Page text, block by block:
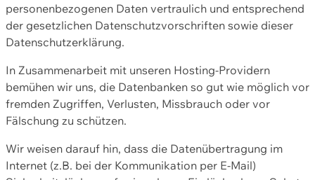
personenbezogenen Daten vertraulich und entsprechend
der gesetzlichen Datenschutzvorschriften sowie dieser
Datenschutzerklärung.
In Zusammenarbeit mit unseren Hosting-Providern
bemühen wir uns, die Datenbanken so gut wie möglich vor
fremden Zugriffen, Verlusten, Missbrauch oder vor
Fälschung zu schützen.
Wir weisen darauf hin, dass die Datenübertragung im
Internet (z.B. bei der Kommunikation per E-Mail)